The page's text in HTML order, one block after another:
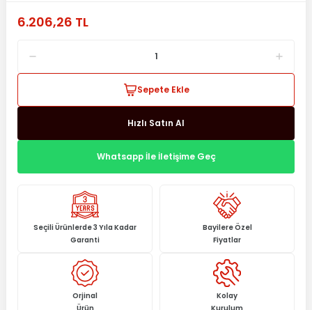
6.206,26 TL
Sepete Ekle
Hızlı Satın Al
Whatsapp İle İletişime Geç
Seçili Ürünlerde 3 Yıla Kadar
Garanti
Bayilere Özel
Fiyatlar
Orjinal
Kolay